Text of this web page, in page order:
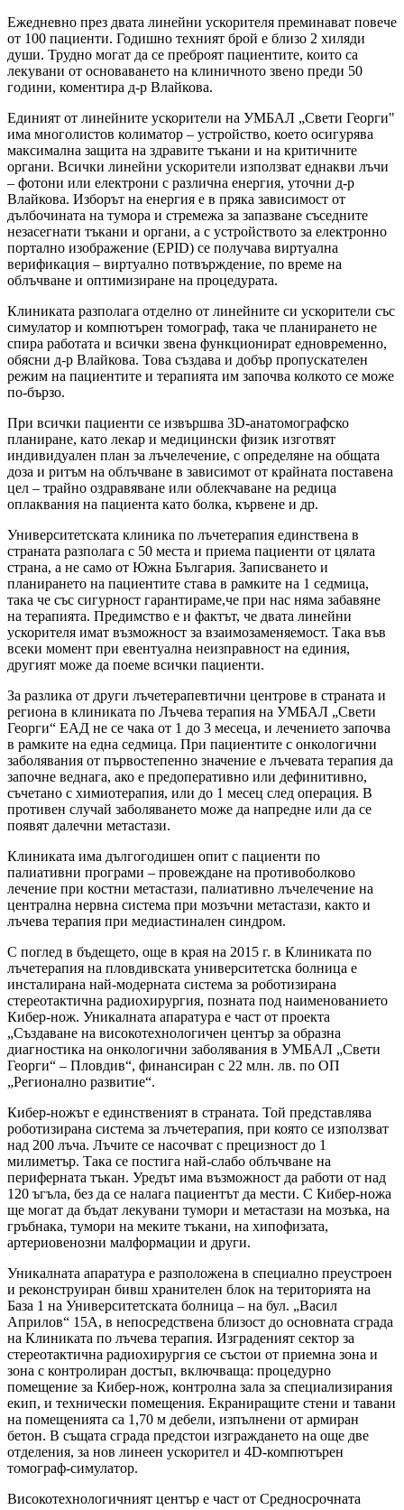
Ежедневно през двата линейни ускорителя преминават повече
от 100 пациенти. Годишно техният брой е близо 2 хиляди
души. Трудно могат да се преброят пациентите, които са
лекувани от основаването на клиничното звено преди 50
години, коментира д-р Влайкова.
Единият от линейните ускорители на УМБАЛ „Свети Георги"
има многолистов колиматор – устройство, което осигурява
максимална защита на здравите тъкани и на критичните
органи. Всички линейни ускорители използват еднакви лъчи
– фотони или електрони с различна енергия, уточни д-р
Влайкова. Изборът на енергия е в пряка зависимост от
дълбочината на тумора и стремежа за запазване съседните
незасегнати тъкани и органи, а с устройството за електронно
портално изображение (EPID) се получава виртуална
верификация – виртуално потвърждение, по време на
облъчване и оптимизиране на процедурата.
Клиниката разполага отделно от линейните си ускорители със
симулатор и компютърен томограф, така че планирането не
спира работата и всички звена функционират едновременно,
обясни д-р Влайкова. Това създава и добър пропускателен
режим на пациентите и терапията им започва колкото се може
по-бързо.
При всички пациенти се извършва 3D-анатомографско
планиране, като лекар и медицински физик изготвят
индивидуален план за лъчелечение, с определяне на общата
доза и ритъм на облъчване в зависимот от крайната поставена
цел – трайно оздравяване или облекчаване на редица
оплаквания на пациента като болка, кървене и др.
Университетската клиника по лъчетерапия единствена в
страната разполага с 50 места и приема пациенти от цялата
страна, а не само от Южна България. Записването и
планирането на пациентите става в рамките на 1 седмица,
така че със сигурност гарантираме,че при нас няма забавяне
на терапията. Предимство е и фактът, че двата линейни
ускорителя имат възможност за взаимозаменяемост. Така във
всеки момент при евентуална неизправност на единия,
другият може да поеме всички пациенти.
За разлика от други лъчетерапевтични центрове в страната и
региона в клиниката по Лъчева терапия на УМБАЛ „Свети
Георги“ ЕАД не се чака от 1 до 3 месеца, и лечението започва
в рамките на една седмица. При пациентите с онкологични
заболявания от първостепенно значение е лъчевата терапия да
започне веднага, ако е предоперативно или дефинитивно,
съчетано с химиотерапия, или до 1 месец след операция. В
противен случай заболяването може да напредне или да се
появят далечни метастази.
Клиниката има дългогодишен опит с пациенти по
палиативни програми – провеждане на противоболково
лечение при костни метастази, палиативно лъчелечение на
централна нервна система при мозъчни метастази, както и
лъчева терапия при медиастинален синдром.
С поглед в бъдещето, още в края на 2015 г. в Клиниката по
лъчетерапия на пловдивската университетска болница е
инсталирана най-модерната система за роботизирана
стереотактична радиохирургия, позната под наименованието
Кибер-нож. Уникалната апаратура е част от проекта
„Създаване на високотехнологичен център за образна
диагностика на онкологични заболявания в УМБАЛ „Свети
Георги“ – Пловдив“, финансиран с 22 млн. лв. по ОП
„Регионално развитие“.
Кибер-ножът е единственият в страната. Той представлява
роботизирана система за лъчетерапия, при която се използват
над 200 лъча. Лъчите се насочват с прецизност до 1
милиметър. Така се постига най-слабо облъчване на
периферната тъкан. Уредът има възможност да работи от над
120 ъгъла, без да се налага пациентът да мести. С Кибер-ножа
ще могат да бъдат лекувани тумори и метастази на мозъка, на
гръбнака, тумори на меките тъкани, на хипофизата,
артериовенозни малформации и други.
Уникалната апаратура е разположена в специално преустроен
и реконструиран бивш хранителен блок на територията на
База 1 на Университетската болница – на бул. „Васил
Априлов“ 15А, в непосредствена близост до основната сграда
на Клиниката по лъчева терапия. Изграденият сектор за
стереотактична радиохирургия се състои от приемна зона и
зона с контролиран достъп, включваща: процедурно
помещение за Кибер-нож, контролна зала за специализирания
екип, и технически помещения. Екраниращите стени и тавани
на помещенията са 1,70 м дебели, изпълнени от армиран
бетон. В същата сграда предстои изграждането на още две
отделения, за нов линеен ускорител и 4D-компютърен
томограф-симулатор.
Високотехнологичният център е част от Средносрочната